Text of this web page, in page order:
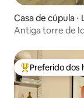
Casa de cúpula ⋅
Antiga torre de
Entre os
Preferido dos